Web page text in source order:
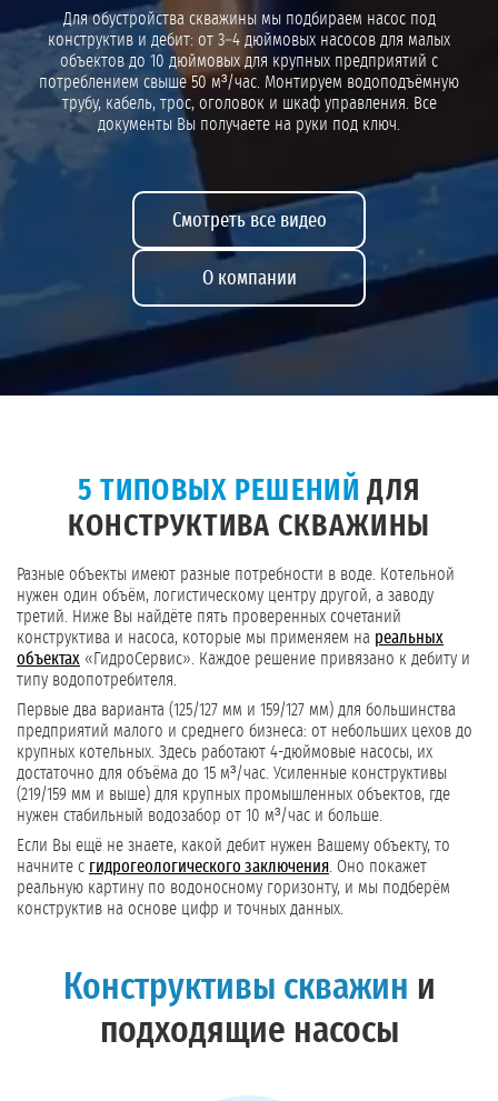
Для обустройства скважины мы подбираем насос под
конструктив и дебит: от 3–4 дюймовых насосов для малых
объектов до 10 дюймовых для крупных предприятий с
потреблением свыше 50 м³/час. Монтируем водоподъёмную
трубу, кабель, трос, оголовок и шкаф управления. Все
документы Вы получаете на руки под ключ.
Смотреть все видео
О компании
5 ТИПОВЫХ РЕШЕНИЙ ДЛЯ
КОНСТРУКТИВА СКВАЖИНЫ
Разные объекты имеют разные потребности в воде. Котельной
нужен один объём, логистическому центру другой, а заводу
третий. Ниже Вы найдёте пять проверенных сочетаний
конструктива и насоса, которые мы применяем на реальных
объектах «ГидроСервис». Каждое решение привязано к дебиту и
типу водопотребителя.
Первые два варианта (125/127 мм и 159/127 мм) для большинства
предприятий малого и среднего бизнеса: от небольших цехов до
крупных котельных. Здесь работают 4-дюймовые насосы, их
достаточно для объёма до 15 м³/час. Усиленные конструктивы
(219/159 мм и выше) для крупных промышленных объектов, где
нужен стабильный водозабор от 10 м³/час и больше.
Если Вы ещё не знаете, какой дебит нужен Вашему объекту, то
начните с гидрогеологического заключения . Оно покажет
реальную картину по водоносному горизонту, и мы подберём
конструктив на основе цифр и точных данных.
Конструктивы скважин и
подходящие насосы